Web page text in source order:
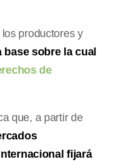
productores y
base sobre la cual
de
que, a partir de
fijará